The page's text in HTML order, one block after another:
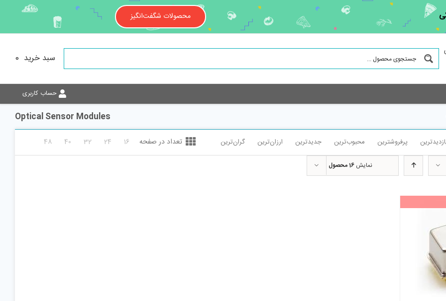
محصولات شگفت‌انگیز
سبد خرید 0
حساب کاربری
Optical Sensor Modules
پرفروشترین محبوب‌ترین جدیدترین ارزان‌ترین گران‌ترین تعداد در صفحه 16
24
32
40
48
نمایش 16 محصول